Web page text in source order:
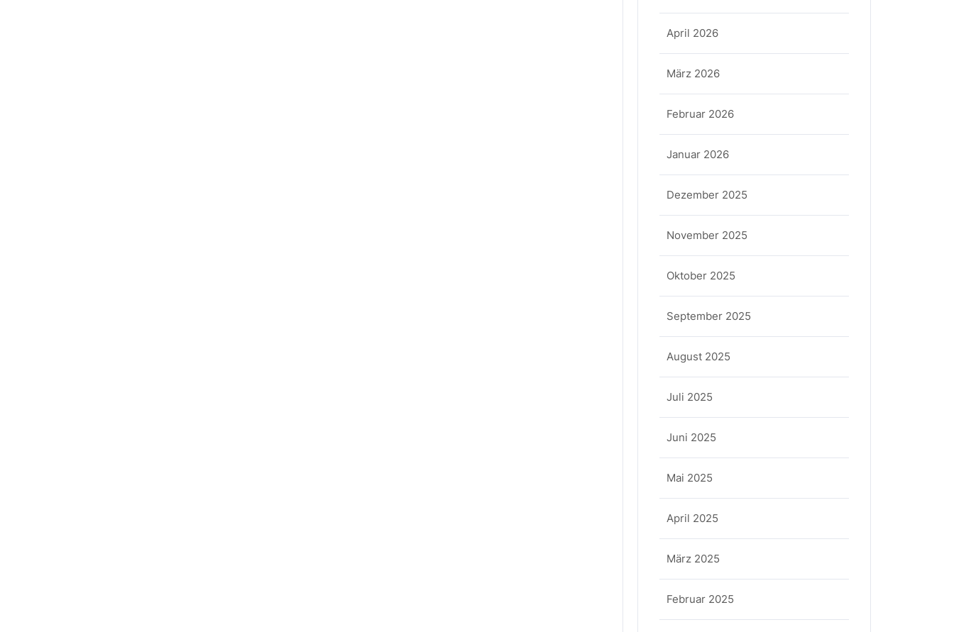
April 2026
März 2026
Februar 2026
Januar 2026
Dezember 2025
November 2025
Oktober 2025
September 2025
August 2025
Juli 2025
Juni 2025
Mai 2025
April 2025
März 2025
Februar 2025